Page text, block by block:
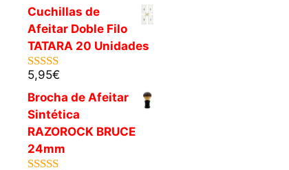
Cuchillas de
Afeitar Doble Filo
TATARA 20 Unidades
5.00de 5
5,95€
Brocha de Afeitar
Sintética
RAZOROCK BRUCE
24mm